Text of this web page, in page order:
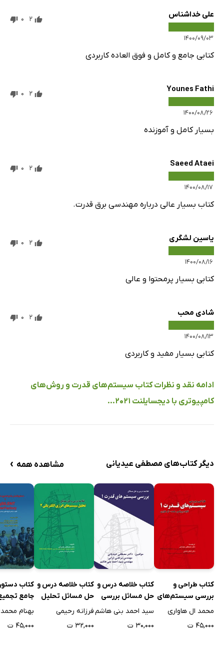
علی خداشناس
۱۴۰۰/۰۹/۰۳
2
0
کتابی جامع و کامل و فوق العاده کاربردی
Younes Fathi
۱۴۰۰/۰۸/۲۶
2
0
بسیار کامل و آموزنده
Saeed Ataei
۱۴۰۰/۰۸/۱۷
2
0
کتاب بسیار عالی درباره مهندسی برق قدرت.
یاسین لشگری
۱۴۰۰/۰۸/۱۶
2
0
کتابی بسیار پرمحتوا و عالی
شادی محب
۱۴۰۰/۰۸/۱۳
2
0
کتابی بسیار مفید و کاربردی
ادامه نقد و نظرات کتاب سیستم‌های قدرت و روش‌های
کامپیوتری با دیجسایلنت 2021...
دیگر کتاب‌های مصطفی عیدیانی مشاهده همه ›
کتاب طراحی و
بررسی سیستم‌های
قدرت یک
محمد ال هاواری
۴۵,۰۰۰ ت
کتاب خلاصه درس و
حل مسائل بررسی
سیستم‌های قدرت 1
سید احمد بنی هاشم
۳۰,۰۰۰ ت
کتاب خلاصه درس و
حل مسائل تحلیل
سیستم‌های انرژی
فرزانه رحیمی
۳۲,۰۰۰ ت
کتاب
جامع
تجدیدپذیر
بهنام
۴۵,۰۰۰ ت